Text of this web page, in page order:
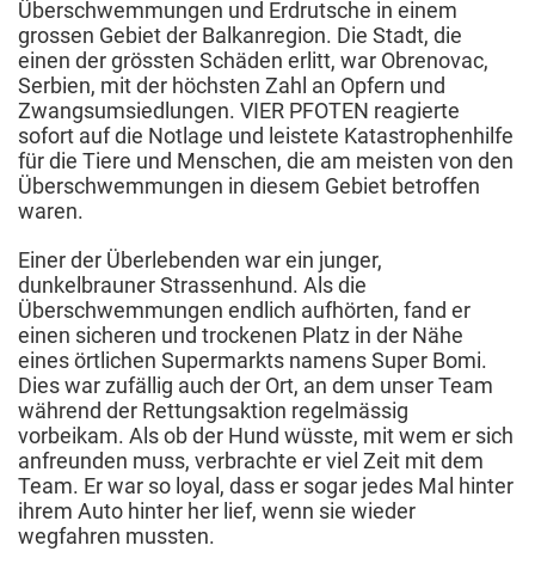
Überschwemmungen und Erdrutsche in einem
grossen Gebiet der Balkanregion. Die Stadt, die
einen der grössten Schäden erlitt, war Obrenovac,
Serbien, mit der höchsten Zahl an Opfern und
Zwangsumsiedlungen. VIER PFOTEN reagierte
sofort auf die Notlage und leistete Katastrophenhilfe
für die Tiere und Menschen, die am meisten von den
Überschwemmungen in diesem Gebiet betroffen
waren.
Einer der Überlebenden war ein junger,
dunkelbrauner Strassenhund. Als die
Überschwemmungen endlich aufhörten, fand er
einen sicheren und trockenen Platz in der Nähe
eines örtlichen Supermarkts namens Super Bomi.
Dies war zufällig auch der Ort, an dem unser Team
während der Rettungsaktion regelmässig
vorbeikam. Als ob der Hund wüsste, mit wem er sich
anfreunden muss, verbrachte er viel Zeit mit dem
Team. Er war so loyal, dass er sogar jedes Mal hinter
ihrem Auto hinter her lief, wenn sie wieder
wegfahren mussten.